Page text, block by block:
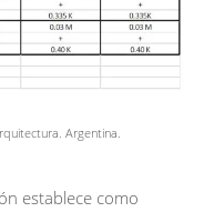
Argentina.
establece como